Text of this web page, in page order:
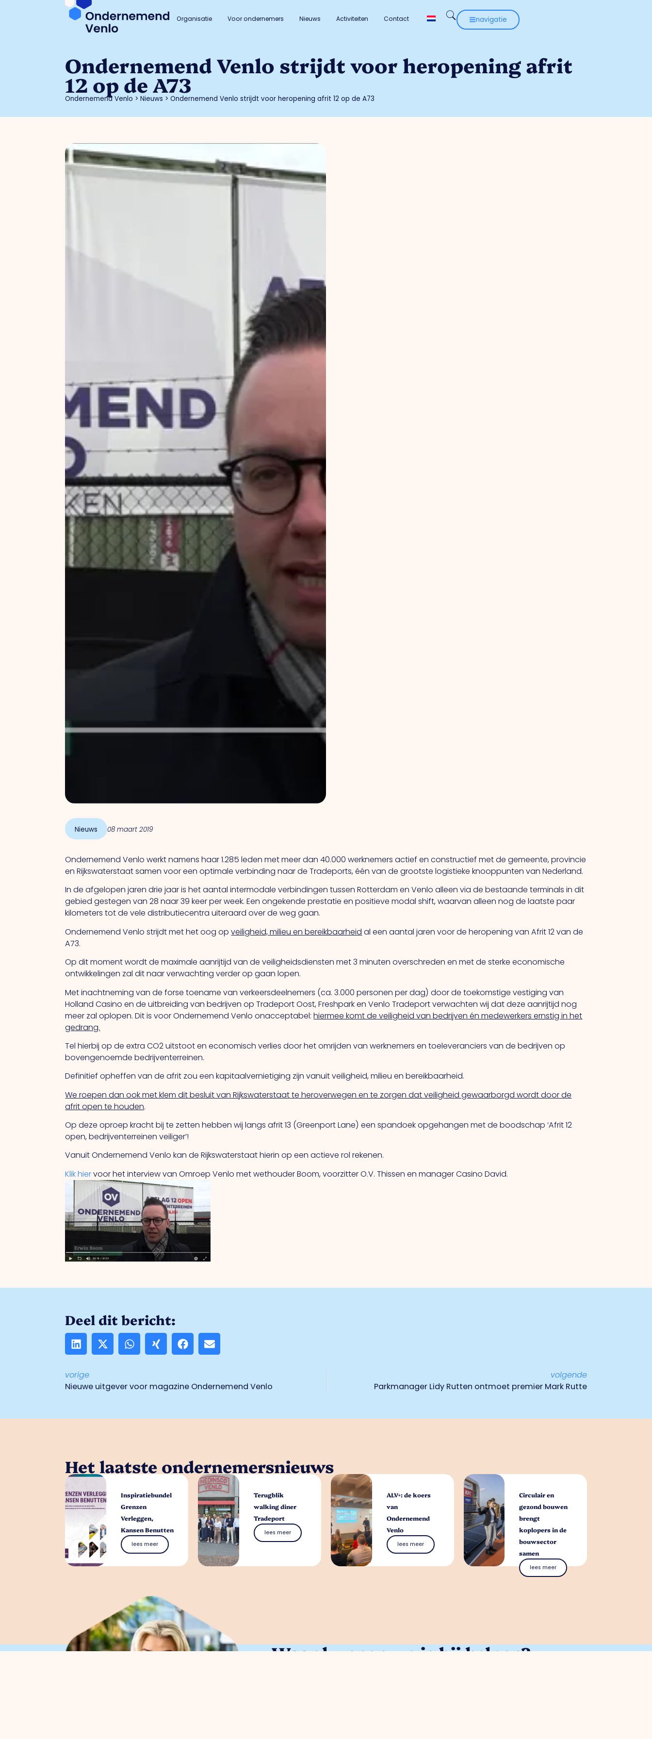
Organisatie Voor ondernemers Nieuws Activiteiten Contact navigatie
Ondernemend Venlo strijdt voor heropening afrit
12 op de A73
Ondernemend Venlo >Nieuws >Ondernemend Venlo strijdt voor heropening afrit 12 op de A73
Nieuws 08 maart 2019
Ondernemend Venlo werkt namens haar 1.285 leden met meer dan 40.000 werknemers actief en constructief met de gemeente, provincie
en Rijkswaterstaat samen voor een optimale verbinding naar de Tradeports, één van de grootste logistieke knooppunten van Nederland.
In de afgelopen jaren drie jaar is het aantal intermodale verbindingen tussen Rotterdam en Venlo alleen via de bestaande terminals in dit
gebied gestegen van 28 naar 39 keer per week. Een ongekende prestatie en positieve modal shift, waarvan alleen nog de laatste paar
kilometers tot de vele distributiecentra uiteraard over de weg gaan.
Ondernemend Venlo strijdt met het oog opveiligheid, milieu en bereikbaarheid al een aantal jaren voor de heropening van Afrit 12 van de
A73.
Op dit moment wordt de maximale aanrijtijd van de veiligheidsdiensten met 3 minuten overschreden en met de sterke economische
ontwikkelingen zal dit naar verwachting verder op gaan lopen.
Met inachtneming van de forse toename van verkeersdeelnemers (ca. 3.000 personen per dag) door de toekomstige vestiging van
Holland Casino en de uitbreiding van bedrijven op Tradeport Oost, Freshpark en Venlo Tradeport verwachten wij dat deze aanrijtijd nog
meer zal oplopen. Dit is voor Ondernemend Venlo onacceptabel:hiermee komt de veiligheid van bedrijven én medewerkers ernstig in het
gedrang.
Tel hierbij op de extra CO2 uitstoot en economisch verlies door het omrijden van werknemers en toeleveranciers van de bedrijven op
bovengenoemde bedrijventerreinen.
Definitief opheffen van de afrit zou een kapitaalvernietiging zijn vanuit veiligheid, milieu en bereikbaarheid.
We roepen dan ook met klem dit besluit van Rijkswaterstaat te heroverwegen en te zorgen dat veiligheid gewaarborgd wordt door de
afrit open te houden.
Op deze oproep kracht bij te zetten hebben wij langs afrit 13 (Greenport Lane) een spandoek opgehangen met de boodschap ‘Afrit 12
open, bedrijventerreinen veiliger’!
Vanuit Ondernemend Venlo kan de Rijkswaterstaat hierin op een actieve rol rekenen.
Klik hiervoor het interview van Omroep Venlo met wethouder Boom, voorzitter O.V. Thissen en manager Casino David.
Deel dit bericht:
vorige
Nieuwe uitgever voor magazine Ondernemend Venlo
volgende
Parkmanager Lidy Rutten ontmoet premier Mark Rutte
Het laatste ondernemersnieuws
Inspiratiebundel
Grenzen
Verleggen,
Kansen Benutten
lees meer
Terugblik
walking diner
Tradeport
lees meer
ALV+: de koers
van
Ondernemend
Venlo
lees meer
Circulair en
gezond bouwen
brengt
koplopers in de
bouwsector
samen
lees meer
Waar kunnen we je bij helpen?